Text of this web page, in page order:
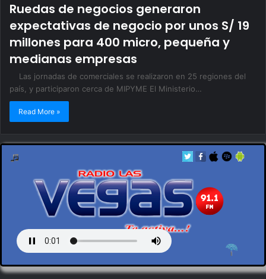
Ruedas de negocios generaron
expectativas de negocio por unos S/ 19
millones para 400 micro, pequeña y
medianas empresas
Las jornadas de comerciales se realizaron en 25 regiones del
país, y participaron cerca de MIPYME El Ministerio…
Read More »